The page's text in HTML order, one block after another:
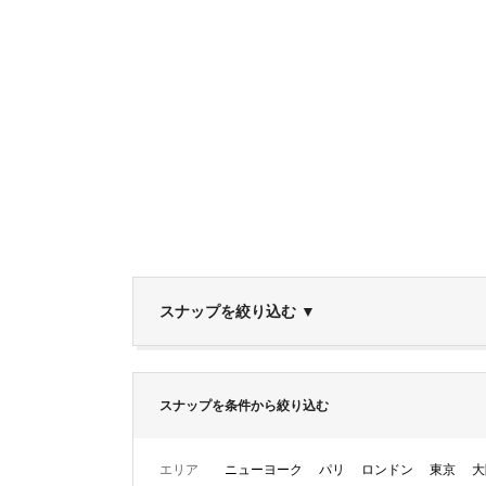
スナップを絞り込む ▼
スナップを条件から絞り込む
エリア ニューヨーク パリ ロンドン 東京